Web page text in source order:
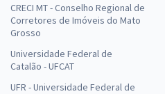
CRECI MT - Conselho Regional de
Corretores de Imóveis do Mato
Grosso
Universidade Federal de
Catalão - UFCAT
UFR - Universidade Federal de